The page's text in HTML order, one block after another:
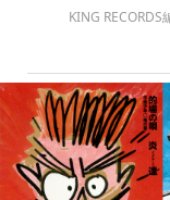
KING RECORDS